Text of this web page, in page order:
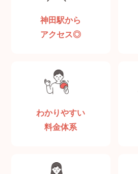
神田駅から
アクセス◎
わかりやすい
料金体系